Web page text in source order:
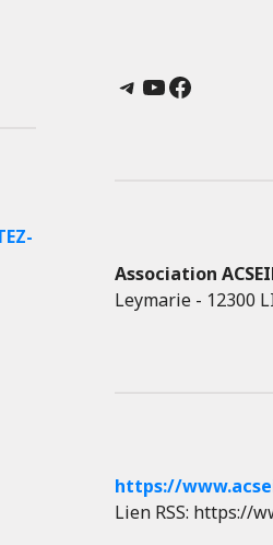
Telegram
YouTube
Facebook
Association
Leymarie - 12300
https://
Lien RSS: https://